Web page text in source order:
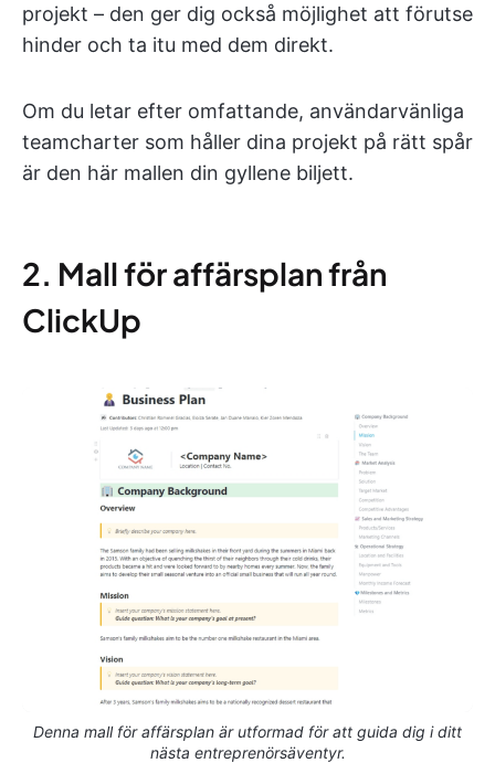
projekt – den ger dig också möjlighet att förutse
hinder och ta itu med dem direkt.
Om du letar efter omfattande, användarvänliga
teamcharter som håller dina projekt på rätt spår
är den här mallen din gyllene biljett.
2. Mall för affärsplan från
ClickUp
Denna mall för affärsplan är utformad för att guida dig i ditt
nästa entreprenörsäventyr.